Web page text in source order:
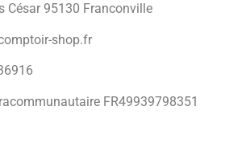
César 95130 Franconville
shop.fr
FR49939798351